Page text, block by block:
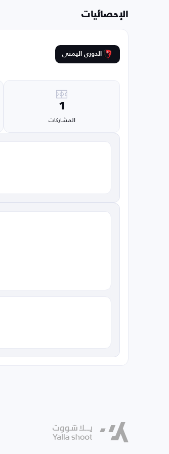
الإحصائيات
الدوري اليمني
1
المشاركات